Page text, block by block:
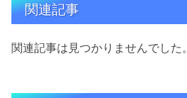
関連記事
関連記事は見つかりませんでした。